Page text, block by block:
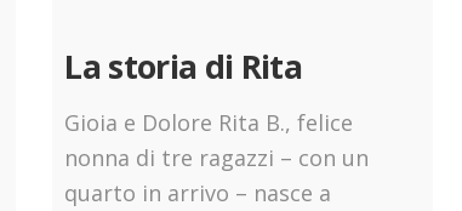
La storia di Rita
Gioia e Dolore Rita B., felice
nonna di tre ragazzi – con un
quarto in arrivo – nasce a